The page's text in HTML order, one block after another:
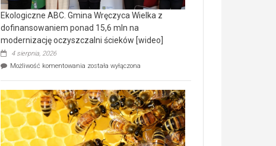
Ekologiczne ABC. Gmina Wręczyca Wielka z
dofinansowaniem ponad 15,6 mln na
modernizację oczyszczalni ścieków [wideo]
4 sierpnia, 2026
Możliwość komentowania Ekologiczne
Wręczyca
Wielka
z
dofinansowaniem
ponad
15,6
została wyłączona